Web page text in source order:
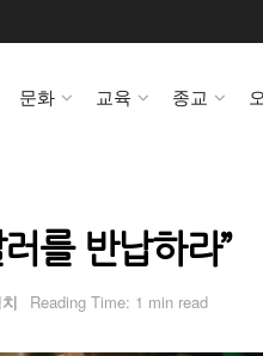
문화 교육 종교
를 반납하라”
Reading Time: 1 min read